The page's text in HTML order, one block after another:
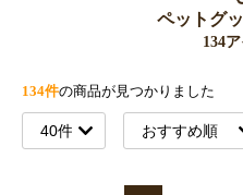
ペットグ
134
134件の商品が見つかりました